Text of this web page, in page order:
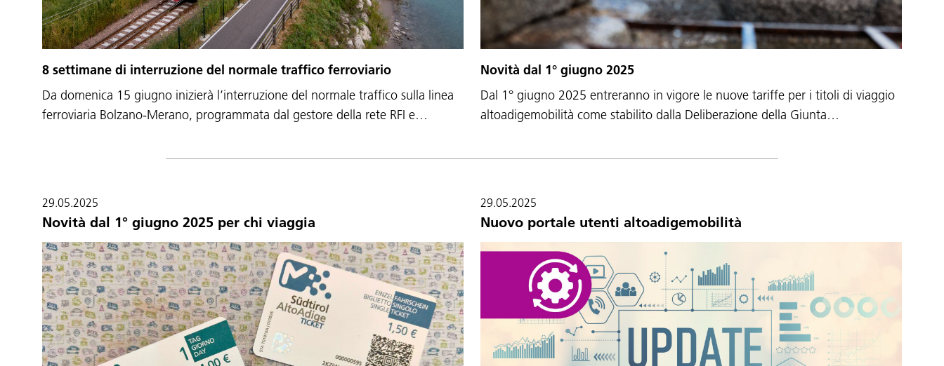
8 settimane di interruzione del normale traffico ferroviario
Da domenica 15 giugno inizierà l’interruzione del normale traffico sulla linea
ferroviaria Bolzano-Merano, programmata dal gestore della rete RFI e…
Novità dal 1° giugno 2025
Dal 1° giugno 2025 entreranno in vigore le nuove tariffe per i titoli di viaggio
altoadigemobilità come stabilito dalla Deliberazione della Giunta…
29.05.2025
Novità dal 1° giugno 2025 per chi viaggia
29.05.2025
Nuovo portale utenti altoadigemobilità